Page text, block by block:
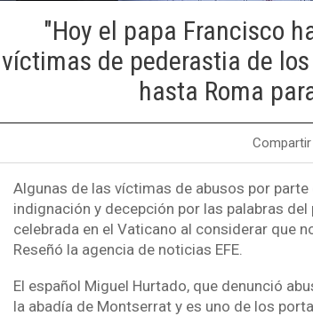
"Hoy el papa Francisco
víctimas de pederastia de
hasta Roma
Compartir
Algunas de las víctimas de abusos por
indignación y decepción por las palabras
celebrada en el Vaticano al considerar que
Reseñó la agencia de noticias EFE.
El español Miguel Hurtado, que denunció
la abadía de Montserrat y es uno de los